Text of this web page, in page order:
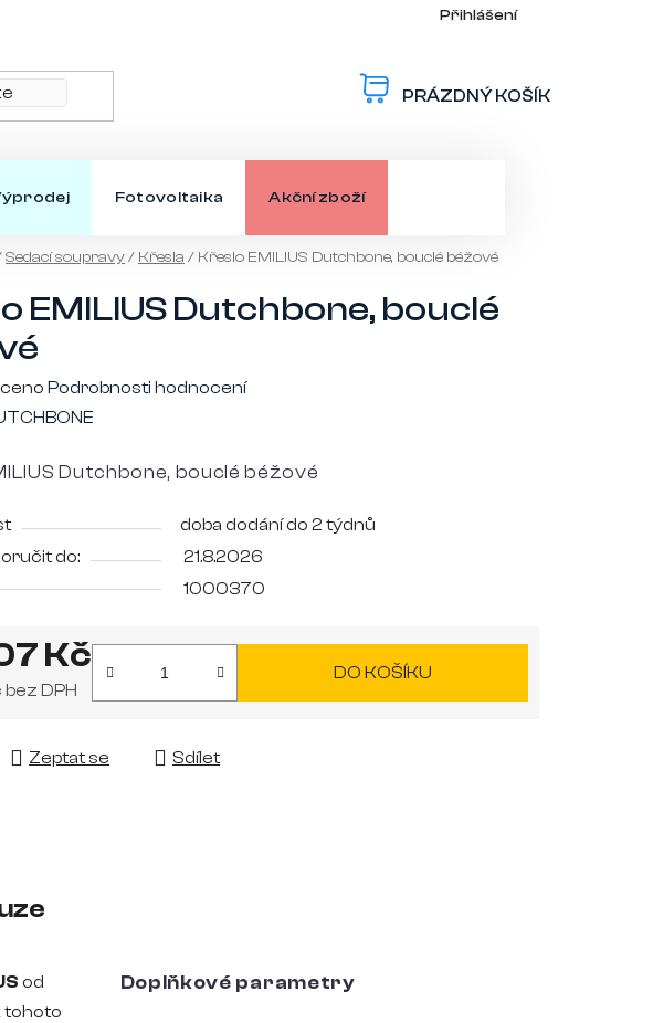
Přihlášení
PRÁZDNÝ KOŠÍK
Fotovoltaika Akční zboží
Sedací soupravy/ Křesla / Křeslo EMILIUS Dutchbone, bouclé béžové
EMILIUS Dutchbone, bouclé
Podrobnosti hodnocení
Dutchbone, bouclé béžové
doba dodání do 2 týdnů
do:
21.8.2026
1000370
Kč
bez DPH
DO KOŠÍKU
Zeptat se Sdílet
od
tohoto
Doplňkové parametry